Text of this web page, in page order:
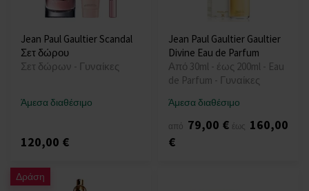
Jean Paul Gaultier Scandal
Σετ δώρου
Σετ δώρων - Γυναίκες
Άμεσα διαθέσιμο
120,00 €
Jean Paul Gaultier Gaultier
Divine Eau de Parfum
Από 30ml - έως 200ml - Eau
de Parfum - Γυναίκες
Άμεσα διαθέσιμο
από 79,00 € έως 160,00
€
Δράση